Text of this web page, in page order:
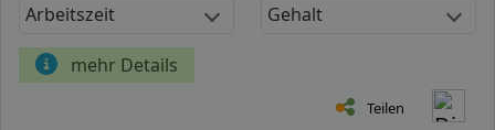
Arbeitszeit Gehalt
mehr Details
Teilen